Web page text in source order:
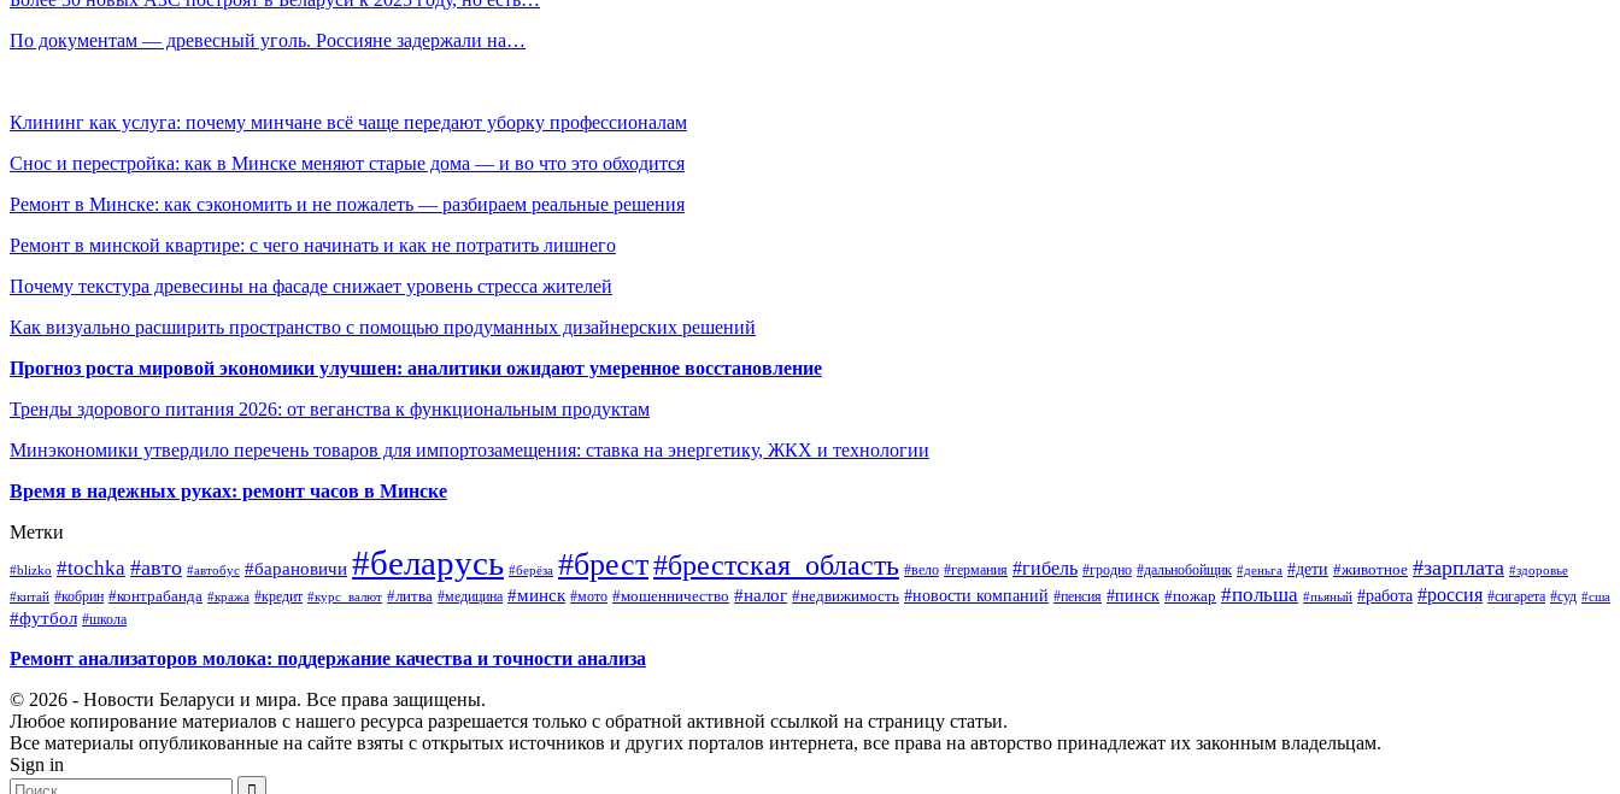
По документам — древесный уголь. Россияне задержали на…
Клининг как услуга: почему минчане всё чаще передают уборку профессионалам
Снос и перестройка: как в Минске меняют старые дома — и во что это обходится
Ремонт в Минске: как сэкономить и не пожалеть — разбираем реальные решения
Ремонт в минской квартире: с чего начинать и как не потратить лишнего
Почему текстура древесины на фасаде снижает уровень стресса жителей
Как визуально расширить пространство с помощью продуманных дизайнерских решений
Прогноз роста мировой экономики улучшен: аналитики ожидают умеренное восстановление
Тренды здорового питания 2026: от веганства к функциональным продуктам
Минэкономики утвердило перечень товаров для импортозамещения: ставка на энергетику, ЖКХ и технологии
Время в надежных руках: ремонт часов в Минске
Метки
#blizko #tochka #авто #автобус #барановичи #беларусь #берёза #брест#брестская_область #вело #германия #гибель #гродно #дальнобойщик #деньга #дети #животное #зарплата #здоровье
#китай #кобрин #контрабанда #кража #кредит #курс_валют #литва #медицина #минск #мото #мошенничество #налог #недвижимость #новости компаний #пенсия #пинск #пожар #польша #пьяный #работа #россия #сигарета #суд #сша
#футбол #школа
Ремонт анализаторов молока: поддержание качества и точности анализа
© 2026 - Новости Беларуси и мира. Все права защищены.
Любое копирование материалов с нашего ресурса разрешается только с обратной активной ссылкой на страницу статьи.
Все материалы опубликованные на сайте взяты с открытых источников и других порталов интернета, все права на авторство принадлежат их законным владельцам.
Sign in